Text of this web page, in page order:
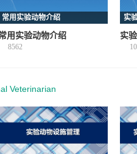
常用实验动物介绍
用实验动物介绍
8562
实
实
Veterinarian